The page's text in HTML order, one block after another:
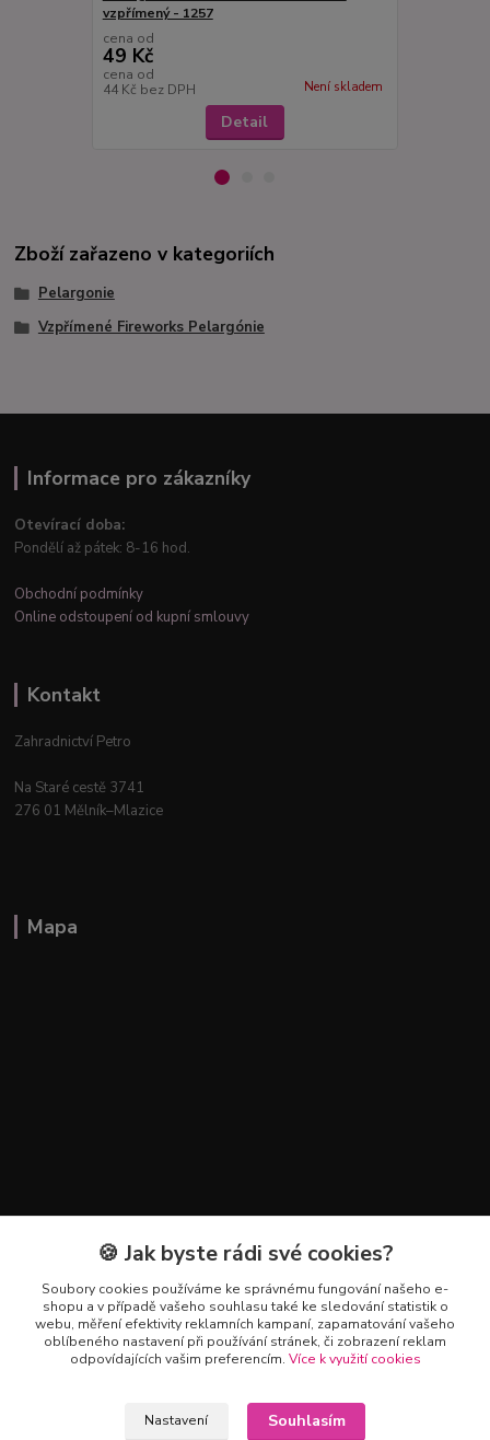
vzpřímený - 1257
cena od
49 Kč
cena od
44 Kč bez DPH Není skladem
Detail
Zboží zařazeno v kategoriích
Pelargonie
Vzpřímené Fireworks Pelargónie
Informace pro zákazníky
Otevírací doba:
Pondělí až pátek: 8-16 hod.
Obchodní podmínky
Online odstoupení od kupní smlouvy
Kontakt
Zahradnictví Petro
Na Staré cestě 3741
276 01 Mělník–Mlazice
Mapa
Kontakty
+420 602 223 614
info@zahradnictvipetro.cz
🍪 Jak byste rádi své cookies?
Soubory cookies používáme ke správnému fungování našeho e-
shopu a v případě vašeho souhlasu také ke sledování statistik o
webu, měření efektivity reklamních kampaní, zapamatování vašeho
oblíbeného nastavení při používání stránek, či zobrazení reklam
odpovídajících vašim preferencím. Více k využití cookies
Nastavení Souhlasím